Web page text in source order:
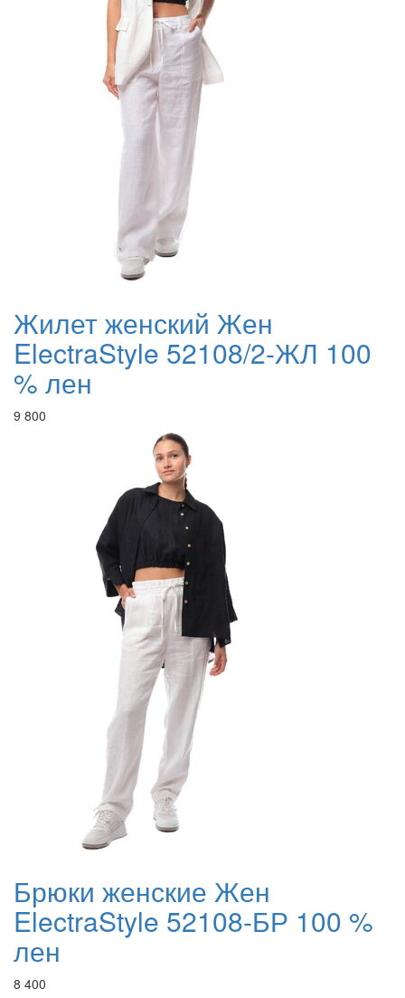
Жилет женский Жен
ElectraStyle 52108/2-ЖЛ 100
% лен
9 800
Брюки женские Жен
ElectraStyle 52108-БР 100 %
лен
8 400